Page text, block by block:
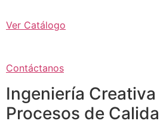
Ver Catálogo
Contáctanos
Ingeniería Creativa
Procesos de